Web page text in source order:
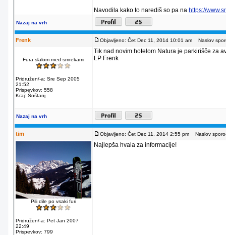
Navodila kako to narediš so pa na https://
Nazaj na vrh
Frenk Objavljeno: Čet Dec 11, 2014 10:01 am Naslov
Fura slalom med smrekami
Pridružen/-a: Sre Sep 2005
21:52
Prispevkov: 558
Kraj: Šoštanj
Tik nad novim hotelom Natura je parkirišče za
LP Frenk
Nazaj na vrh
tim Objavljeno: Čet Dec 11, 2014 2:55 pm Naslov
Pili dile po vsaki furi
Pridružen/-a: Pet Jan 2007
22:49
Prispevkov: 799
Najlepša hvala za informacije!